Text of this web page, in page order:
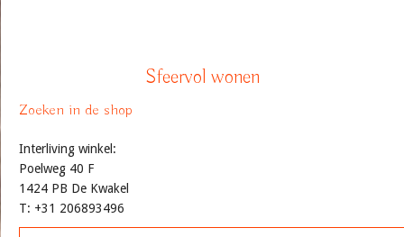
Sfeervol wonen
Zoeken in de shop
Interliving winkel:
Poelweg 40 F
1424 PB De Kwakel
T: +31 206893496